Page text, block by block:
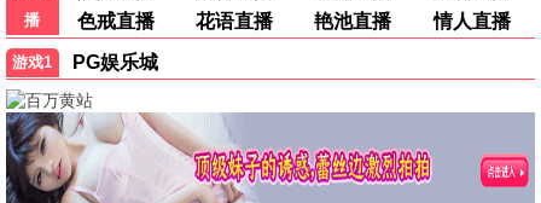
夜色长安
古装 / 言情 / 热播